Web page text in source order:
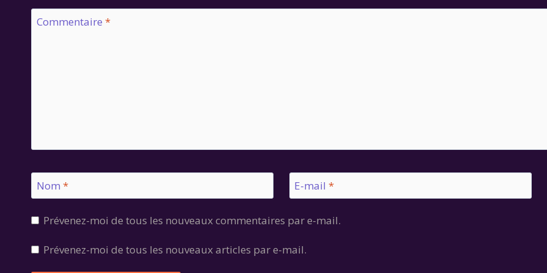
Commentaire *
Nom * E-mail *
Prévenez-moi de tous les nouveaux commentaires par e-mail.
Prévenez-moi de tous les nouveaux articles par e-mail.